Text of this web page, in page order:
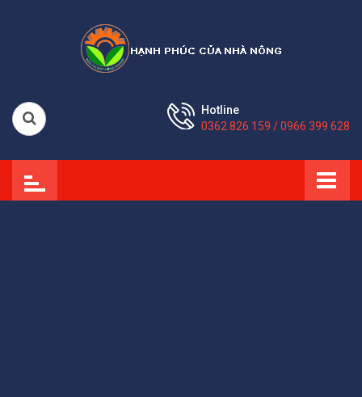
Hotline
0362 826 159 / 0966 399 628